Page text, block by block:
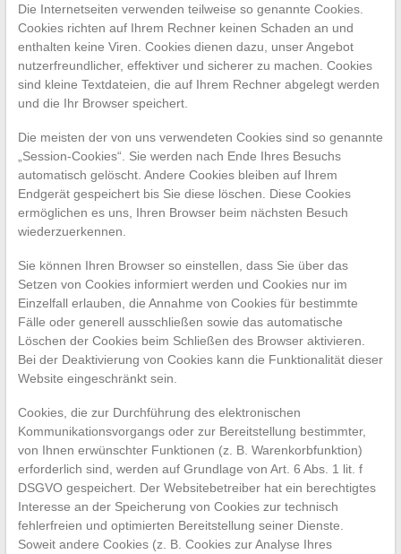
Die Internetseiten verwenden teilweise so genannte Cookies.
Cookies richten auf Ihrem Rechner keinen Schaden an und
enthalten keine Viren. Cookies dienen dazu, unser Angebot
nutzerfreundlicher, effektiver und sicherer zu machen. Cookies
sind kleine Textdateien, die auf Ihrem Rechner abgelegt werden
und die Ihr Browser speichert.
Die meisten der von uns verwendeten Cookies sind so genannte
„Session-Cookies“. Sie werden nach Ende Ihres Besuchs
automatisch gelöscht. Andere Cookies bleiben auf Ihrem
Endgerät gespeichert bis Sie diese löschen. Diese Cookies
ermöglichen es uns, Ihren Browser beim nächsten Besuch
wiederzuerkennen.
Sie können Ihren Browser so einstellen, dass Sie über das
Setzen von Cookies informiert werden und Cookies nur im
Einzelfall erlauben, die Annahme von Cookies für bestimmte
Fälle oder generell ausschließen sowie das automatische
Löschen der Cookies beim Schließen des Browser aktivieren.
Bei der Deaktivierung von Cookies kann die Funktionalität dieser
Website eingeschränkt sein.
Cookies, die zur Durchführung des elektronischen
Kommunikationsvorgangs oder zur Bereitstellung bestimmter,
von Ihnen erwünschter Funktionen (z. B. Warenkorbfunktion)
erforderlich sind, werden auf Grundlage von Art. 6 Abs. 1 lit. f
DSGVO gespeichert. Der Websitebetreiber hat ein berechtigtes
Interesse an der Speicherung von Cookies zur technisch
fehlerfreien und optimierten Bereitstellung seiner Dienste.
Soweit andere Cookies (z. B. Cookies zur Analyse Ihres